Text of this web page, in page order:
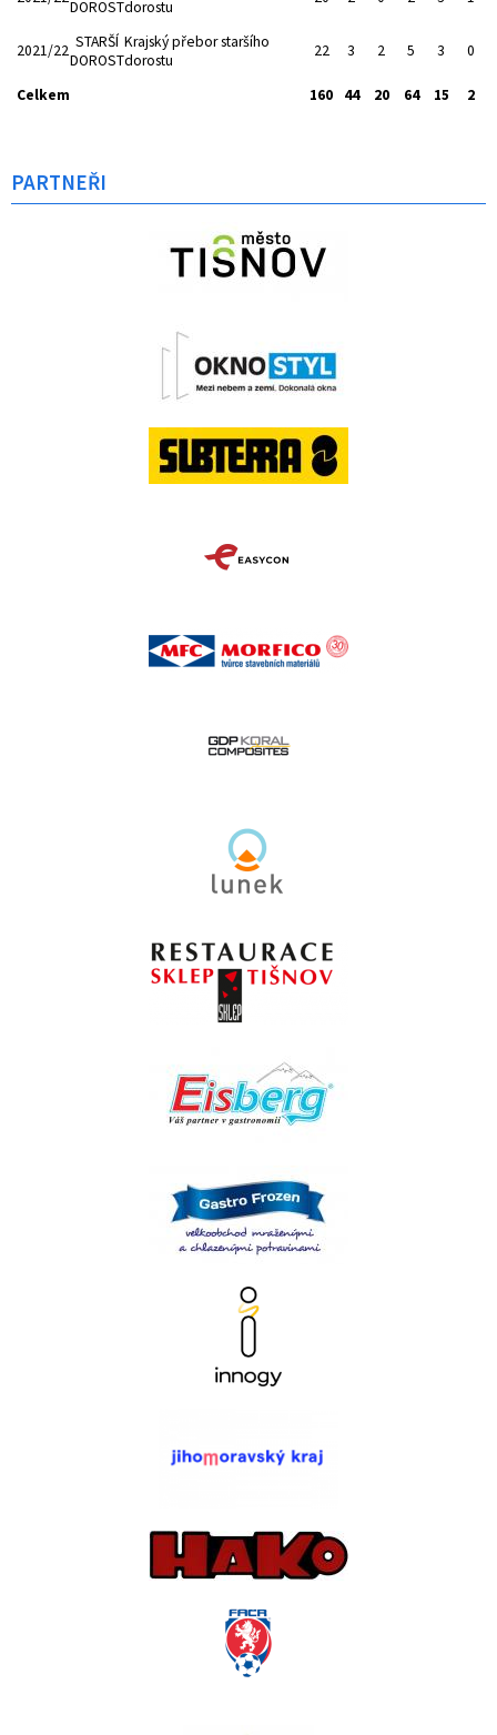
DOROSTdorostu
2021/22 STARŠÍ
DOROST
Krajský přebor staršího
dorostu
22 3 2 5 3 0
Celkem 160 44 20 64 15 2
PARTNEŘI